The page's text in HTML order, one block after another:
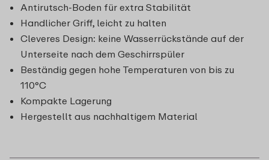
Antirutsch-Boden für extra Stabilität
Handlicher Griff, leicht zu halten
Cleveres Design: keine Wasserrückstände auf der
Unterseite nach dem Geschirrspüler
Beständig gegen hohe Temperaturen von bis zu
110°C
Kompakte Lagerung
Hergestellt aus nachhaltigem Material